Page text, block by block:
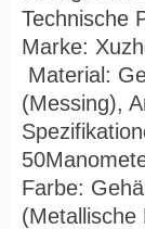
Technische
Marke:
Material:
(Messing),
Farbe:
(Metallische